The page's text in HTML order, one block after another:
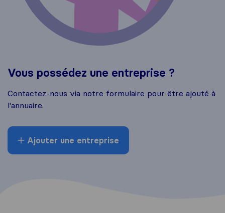
Vous possédez une entreprise ?
Contactez-nous via notre formulaire pour être ajouté à
l'annuaire.
Ajouter une entreprise